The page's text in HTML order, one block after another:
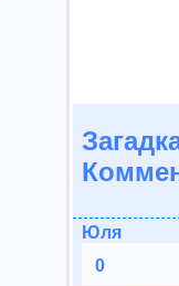
Юля
0